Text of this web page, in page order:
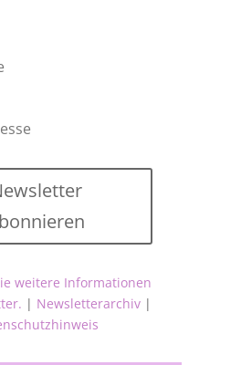
weitere Informationen
| Newsletterarchiv|